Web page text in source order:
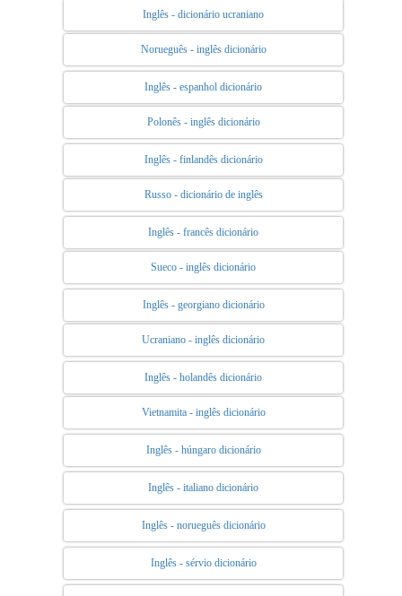
Inglês - dicionário ucraniano
Norueguês - inglês dicionário
Inglês - espanhol dicionário
Polonês - inglês dicionário
Inglês - finlandês dicionário
Russo - dicionário de inglês
Inglês - francês dicionário
Sueco - inglês dicionário
Inglês - georgiano dicionário
Ucraniano - inglês dicionário
Inglês - holandês dicionário
Vietnamita - inglês dicionário
Inglês - húngaro dicionário
Inglês - italiano dicionário
Inglês - norueguês dicionário
Inglês - sérvio dicionário